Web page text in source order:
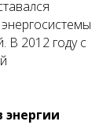
В 2012 году с
энергии